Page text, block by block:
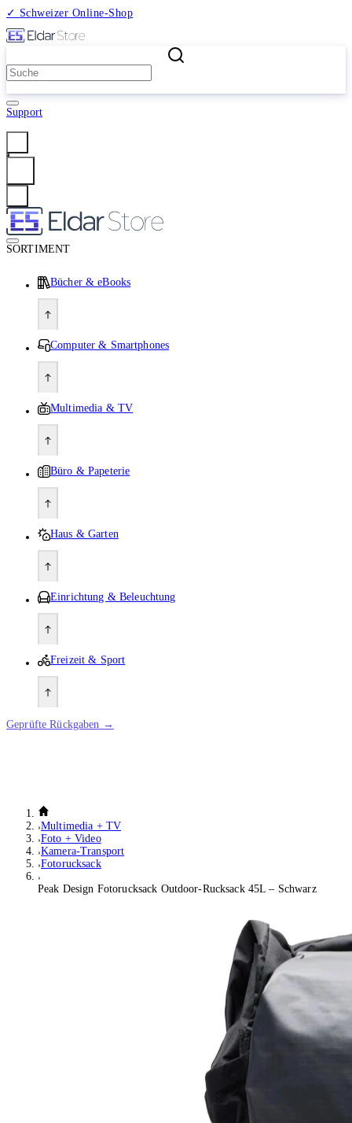
✓ Schweizer Online-Shop
Support
SORTIMENT
Bücher & eBooks
Computer & Smartphones
Multimedia & TV
Büro & Papeterie
Haus & Garten
Einrichtung & Beleuchtung
Freizeit & Sport
Geprüfte Rückgaben →
Multimedia + TV
Foto + Video
Kamera-Transport
Fotorucksack
Peak Design Fotorucksack Outdoor-Rucksack 45L – Schwarz